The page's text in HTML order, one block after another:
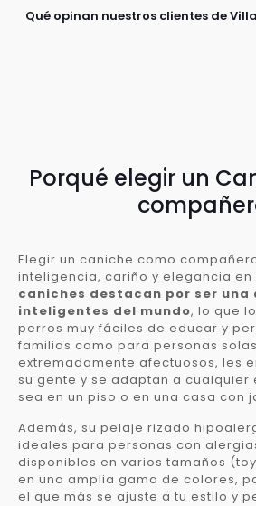
Qué opinan nuestros clientes de
Porqué elegir un
Elegir un caniche como
inteligencia, cariño y elegancia en
caniches destacan por ser una
inteligentes del mundo, lo que
perros muy fáciles de educar y
familias como para personas
extremadamente afectuosos, les
su gente y se adaptan a cualquier
sea en un piso o en una casa con
Además, su pelaje rizado
ideales para personas con
disponibles en varios tamaños
en una amplia gama de colores,
el que más se ajuste a tu estilo y